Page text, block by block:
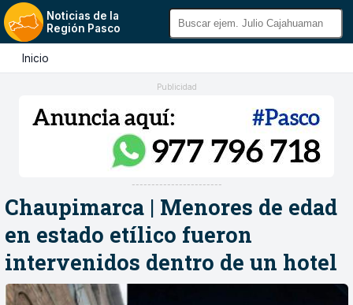
Noticias de la
Región Pasco
Inicio
Publicidad
-----------------------
Chaupimarca | Menores de edad
en estado etílico fueron
intervenidos dentro de un hotel